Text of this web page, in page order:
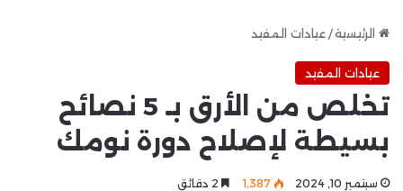
الرئيسية/ عيادات المفيد
عيادات المفيد
تخلص من الأرق بـ 5 نصائح
بسيطة لإصلاح دورة نومك
سبتمبر 10, 2024 1٬387